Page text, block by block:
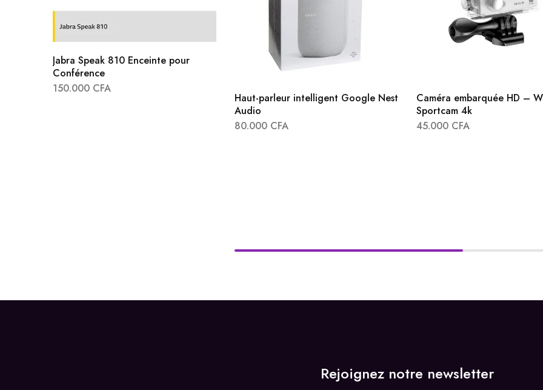
Jabra Speak 810 Enceinte pour
Conférence
150.000 CFA
Haut-parleur intelligent Google Nest
Audio
80.000 CFA
Caméra embarquée HD –
Sportcam 4k
45.000 CFA
Rejoignez notre newsletter